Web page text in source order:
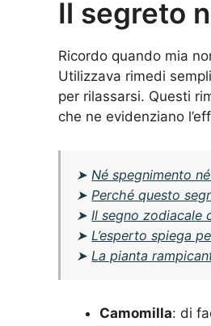
Il segreto
Ricordo quando mia
Utilizzava rimedi
per rilassarsi. Questi
che ne evidenziano
➤ Né spegnimento
➤ Perché questo
➤ Il segno zodiacale
➤ L’esperto spiega
➤ La pianta
Camomilla: di